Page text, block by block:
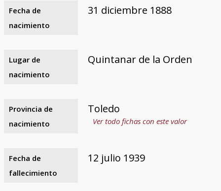
Fecha de
nacimiento
31 diciembre 1888
Lugar de
nacimiento
Quintanar de la Orden
Provincia de
nacimiento
Toledo
Ver todo fichas con este valor
Fecha de
fallecimiento
12 julio 1939